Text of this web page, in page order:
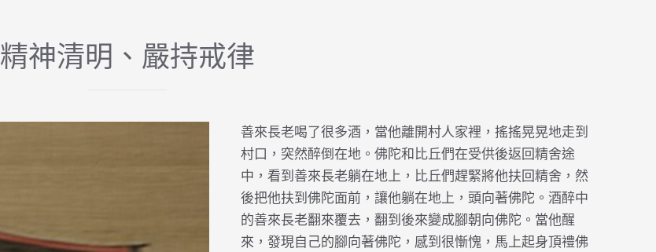
精神清明、嚴持戒律
善來長老喝了很多酒，當他離開村人家裡，搖搖晃晃地走到
村口，突然醉倒在地。佛陀和比丘們在受供後返回精舍途
中，看到善來長老躺在地上，比丘們趕緊將他扶回精舍，然
後把他扶到佛陀面前，讓他躺在地上，頭向著佛陀。酒醉中
的善來長老翻來覆去，翻到後來變成腳朝向佛陀。當他醒
來，發現自己的腳向著佛陀，感到很慚愧，馬上起身頂禮佛